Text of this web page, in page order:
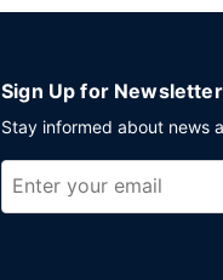
Sign Up for Newsletter
Stay informed about news